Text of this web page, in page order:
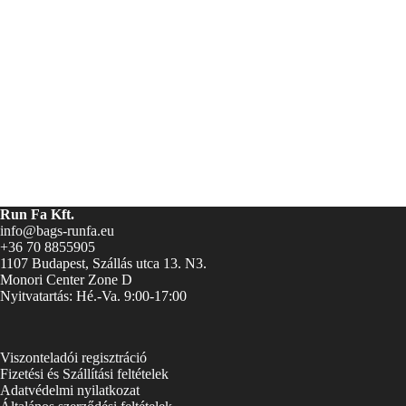
Run Fa Kft.
info@bags-runfa.eu
+36 70 8855905
1107 Budapest, Szállás utca 13. N3.
Monori Center Zone D
Nyitvatartás: Hé.-Va. 9:00-17:00
Viszonteladói regisztráció
Fizetési és Szállítási feltételek
Adatvédelmi nyilatkozat